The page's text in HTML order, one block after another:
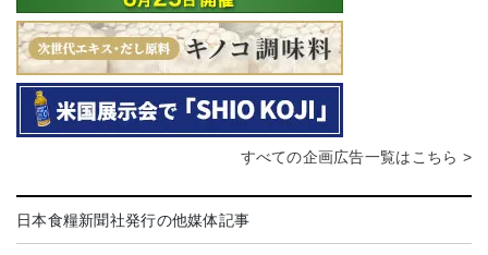
すべての企画広告一覧はこちら >
日本食糧新聞社発行の他媒体記事